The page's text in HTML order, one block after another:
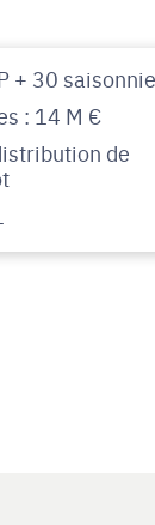
+ 30
: 14 M €
de